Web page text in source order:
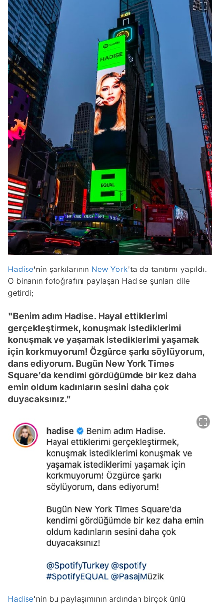
Hadise'nin şarkılarının New York'ta da tanıtımı yapıldı.
O binanın fotoğrafını paylaşan Hadise şunları dile
getirdi;
"Benim adım Hadise. Hayal ettiklerimi
gerçekleştirmek, konuşmak istediklerimi
konuşmak ve yaşamak istediklerimi yaşamak
için korkmuyorum! Özgürce şarkı söylüyorum,
dans ediyorum. Bugün New York Times
Square’da kendimi gördüğümde bir kez daha
emin oldum kadınların sesini daha çok
duyacaksınız."
Hadise'nin bu paylaşımının ardından birçok ünlü